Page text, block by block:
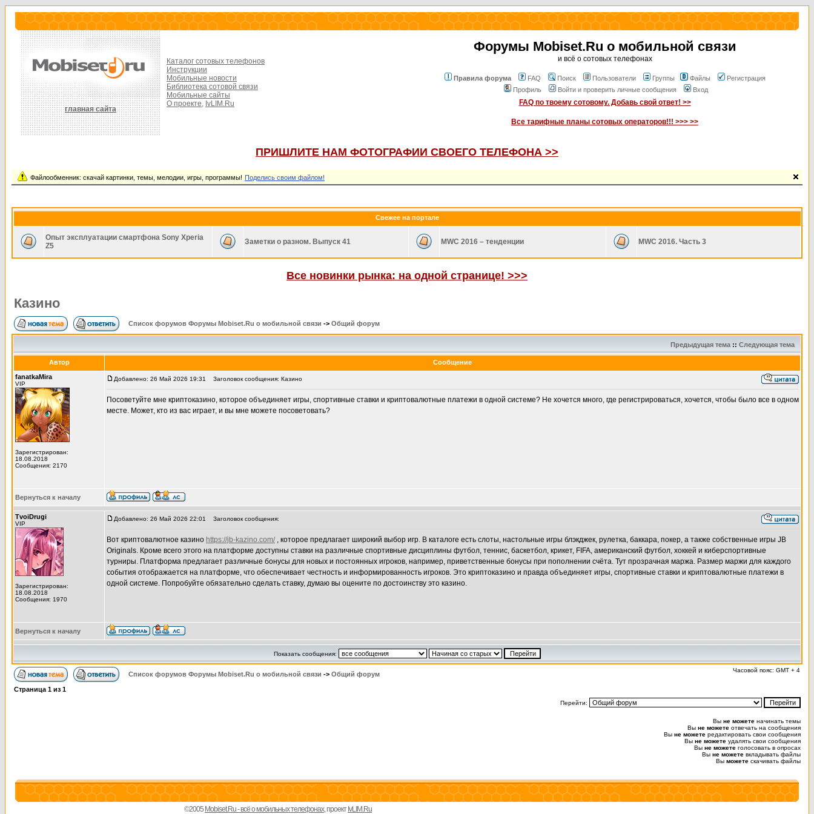
главная сайта
Каталог сотовых телефонов
Инструкции
Мобильные новости
Библиотека сотовой связи
Мобильные сайты
О проекте, IvLIM.Ru
Форумы Mobiset.Ru о мобильной связи
и всё о сотовых телефонах
Правила форума FAQ Поиск Пользователи Группы Файлы
Регистрация
Профиль
Войти и проверить личные сообщения Вход
FAQ по твоему сотовому. Добавь свой ответ! >>
Все тарифные планы сотовых операторов!!! >>> >>
ПРИШЛИТЕ НАМ ФОТОГРАФИИ СВОЕГО ТЕЛЕФОНА >>
Файлообменник: скачай картинки, темы, мелодии, игры, программы! Поделись своим файлом!
Свежее на портале
Опыт эксплуатации смартфона Sony Xperia
Z5
Заметки о разном. Выпуск 41 MWC 2016 – тенденции MWC 2016. Часть 3
Все новинки рынка: на одной странице! >>>
Казино
Список форумов Форумы Mobiset.Ru о мобильной связи -> Общий форум
Предыдущая тема :: Следующая тема
Автор
Сообщение
fanatkaMira
VIP
Зарегистрирован:
18.08.2018
Сообщения: 2170
Добавлено: 26 Май 2026 19:31 Заголовок сообщения: Казино
Посоветуйте мне криптоказино, которое объединяет игры, спортивные ставки и криптовалютные платежи в одной системе? Не хочется много, где регистрироваться, хочется, чтобы было все в одном
месте. Может, кто из вас играет, и вы мне можете посоветовать?
Вернуться к началу
TvoiDrugi
VIP
Зарегистрирован:
18.08.2018
Сообщения: 1970
Добавлено: 26 Май 2026 22:01 Заголовок сообщения:
Вот криптовалютное казино https://jb-kazino.com/, которое предлагает широкий выбор игр. В каталоге есть слоты, настольные игры блэкджек, рулетка, баккара, покер, а также собственные игры JB
Originals. Кроме всего этого на платформе доступны ставки на различные спортивные дисциплины футбол, теннис, баскетбол, крикет, FIFA, американский футбол, хоккей и киберспортивные
турниры. Платформа предлагает различные бонусы для новых и постоянных игроков, например, приветственные бонусы при пополнении счёта. Тут прозрачная маржа. Размер маржи для каждого
события отображается на платформе, что обеспечивает честность и информированность игроков. Это криптоказино и правда объединяет игры, спортивные ставки и криптовалютные платежи в
одной системе. Попробуйте обязательно сделать ставку, думаю вы оцените по достоинству это казино.
Вернуться к началу
Показать сообщения:
Список форумов Форумы Mobiset.Ru о мобильной связи -> Общий форум
Часовой пояс: GMT + 4
Страница 1 из 1
Перейти:
Вы не можете начинать темы
Вы не можете отвечать на сообщения
Вы не можете редактировать свои сообщения
Вы не можете удалять свои сообщения
Вы не можете голосовать в опросах
Вы не можете вкладывать файлы
Вы можете скачивать файлы
©2005 Mobiset.Ru - всё о мобильных телефонах, проект IvLIM.Ru